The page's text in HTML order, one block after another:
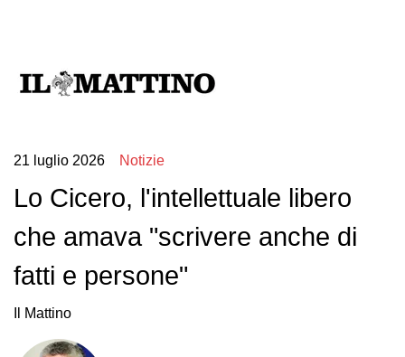
21 luglio 2026 Notizie
Lo Cicero, l'intellettuale libero
che amava "scrivere anche di
fatti e persone"
Il Mattino